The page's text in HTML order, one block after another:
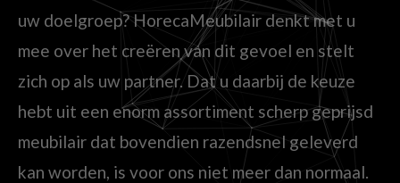
uw doelgroep? HorecaMeubilair denkt met u
mee over het creëren van dit gevoel en stelt
zich op als uw partner. Dat u daarbij de keuze
hebt uit een enorm assortiment scherp geprijsd
meubilair dat bovendien razendsnel geleverd
kan worden, is voor ons niet meer dan normaal.